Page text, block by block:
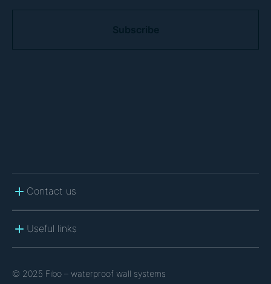
Contact us
Useful links
© 2025 Fibo – waterproof wall systems